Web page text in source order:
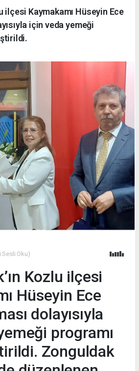
ilçesi Kaymakamı Hüseyin Ece
için veda yemeği
Sesli Oku)
Kozlu ilçesi
Hüseyin Ece
dolayısıyla
programı
Zonguldak